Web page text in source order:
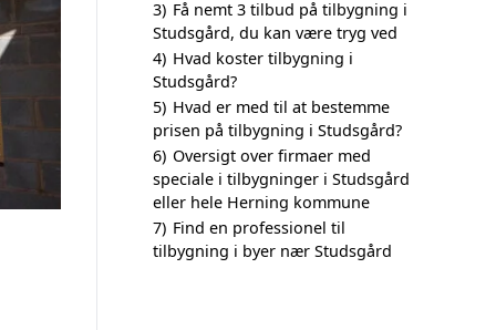
3) Få nemt 3 tilbud på tilbygning i
Studsgård, du kan være tryg ved
4) Hvad koster tilbygning i
Studsgård?
5) Hvad er med til at bestemme
prisen på tilbygning i Studsgård?
6) Oversigt over firmaer med
speciale i tilbygninger i Studsgård
eller hele Herning kommune
7) Find en professionel til
tilbygning i byer nær Studsgård